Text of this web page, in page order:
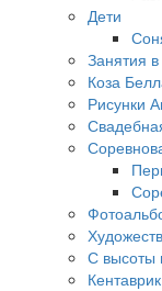
Дети
Занятия
Коза
Рисунки
С высоты